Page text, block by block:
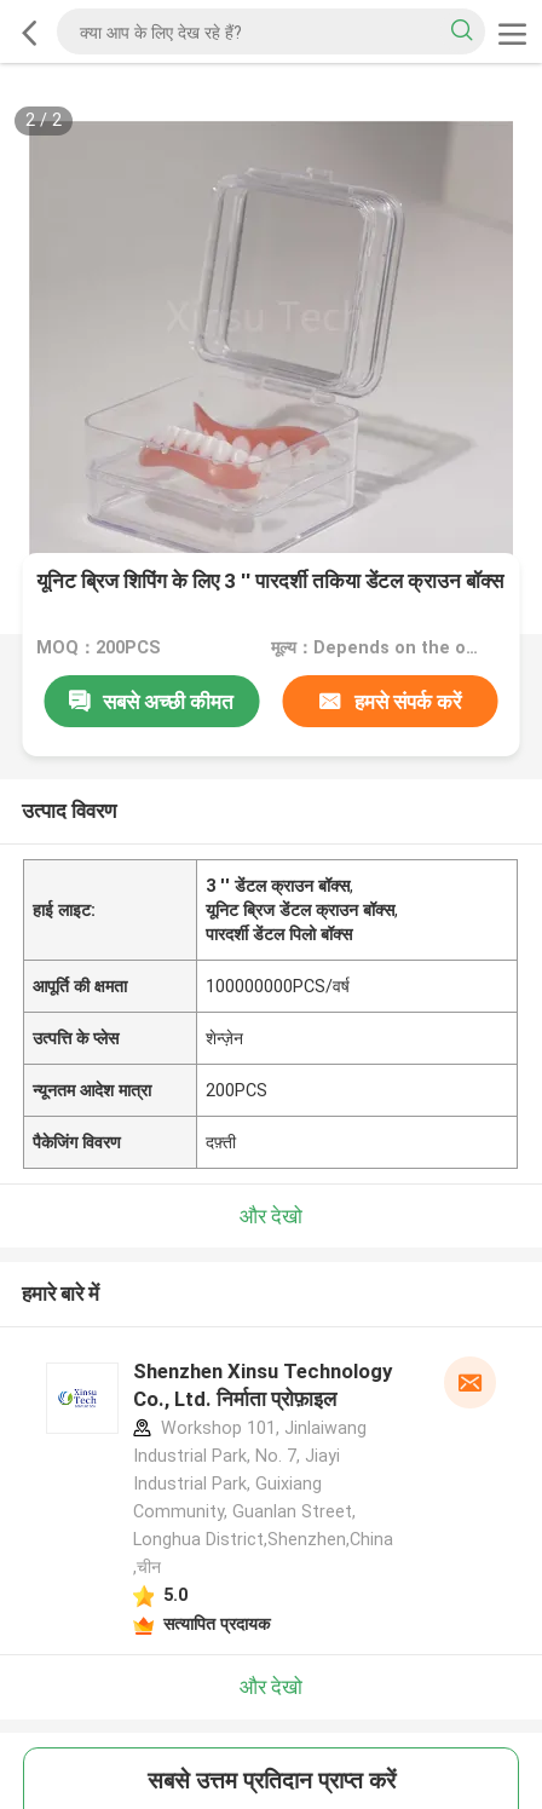
2/2
यूनिट ब्रिज शिपिंग के लिए 3 '' पारदर्शी तकिया डेंटल क्राउन बॉक्स
MOQ：200PCS मूल्य：Depends on the order quantity
सबसे अच्छी कीमत हमसे संपर्क करें
उत्पाद विवरण
हाई लाइट:
3 '' डेंटल क्राउन बॉक्स,
यूनिट ब्रिज डेंटल क्राउन बॉक्स,
पारदर्शी डेंटल पिलो बॉक्स
आपूर्ति की क्षमता 100000000PCS/वर्ष
उत्पत्ति के प्लेस शेन्ज़ेन
न्यूनतम आदेश मात्रा 200PCS
पैकेजिंग विवरण दफ़्ती
और देखो
हमारे बारे में
Shenzhen Xinsu Technology
Co., Ltd. निर्माता प्रोफ़ाइल
Workshop 101, Jinlaiwang
Industrial Park, No. 7, Jiayi
Industrial Park, Guixiang
Community, Guanlan Street,
Longhua District,Shenzhen,China
,चीन
5.0
सत्यापित प्रदायक
और देखो
सबसे उत्तम प्रतिदान प्राप्त करें